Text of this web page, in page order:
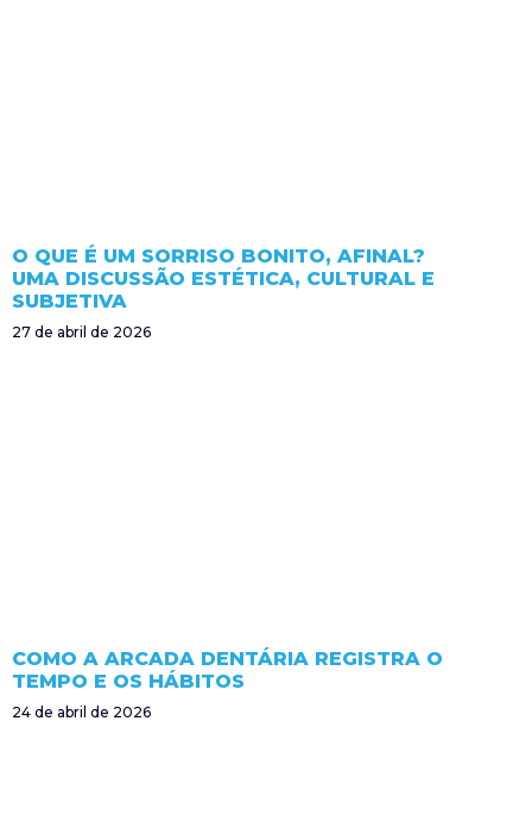
O QUE É UM SORRISO BONITO, AFINAL?
UMA DISCUSSÃO ESTÉTICA, CULTURAL E
SUBJETIVA
27 de abril de 2026
COMO A ARCADA DENTÁRIA REGISTRA O
TEMPO E OS HÁBITOS
24 de abril de 2026